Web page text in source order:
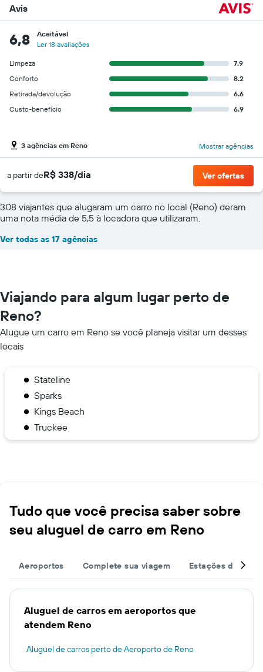
Avis
6,8
Aceitável
Ler 18 avaliações
Limpeza
7.9
Conforto
8.2
Retirada/devolução
6.6
Custo-benefício
6.9
3 agências em Reno Mostrar agências
a partir deR$ 338/dia Ver ofertas
308 viajantes que alugaram um carro no local (Reno) deram
uma nota média de 5,5 à locadora que utilizaram.
Ver todas as 17 agências
Viajando para algum lugar perto de
Reno?
Alugue um carro em Reno se você planeja visitar um desses
locais
Stateline
Sparks
Kings Beach
Truckee
Tudo que você precisa saber sobre
seu aluguel de carro em Reno
Aeroportos Complete sua viagem Estações de
Aluguel de carros em aeroportos que
atendem Reno
Aluguel de carros perto de Aeroporto de Reno